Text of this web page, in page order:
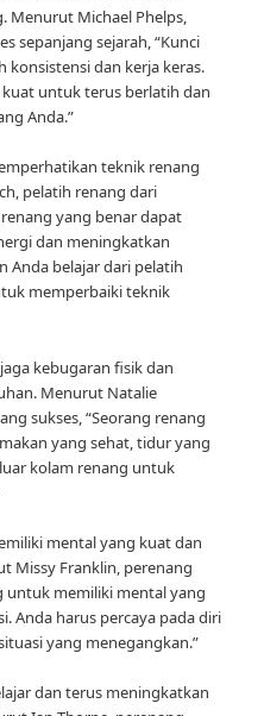
Menurut Michael Phelps,
sepanjang sejarah, “Kunci
konsistensi dan kerja keras.
untuk terus berlatih dan
Anda.”
teknik renang
pelatih renang dari
renang yang benar dapat
dan meningkatkan
Anda belajar dari pelatih
memperbaiki teknik
kebugaran fisik dan
Menurut Natalie
sukses, “Seorang renang
yang sehat, tidur yang
kolam renang untuk
mental yang kuat dan
Missy Franklin, perenang
untuk memiliki mental yang
Anda harus percaya pada diri
yang menegangkan.”
dan terus meningkatkan